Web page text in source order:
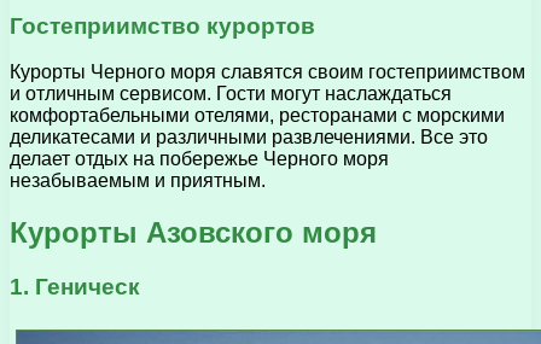
Гостеприимство курортов
Курорты Черного моря славятся своим гостеприимством
и отличным сервисом. Гости могут наслаждаться
комфортабельными отелями, ресторанами с морскими
деликатесами и различными развлечениями. Все это
делает отдых на побережье Черного моря
незабываемым и приятным.
Курорты Азовского моря
1. Геническ